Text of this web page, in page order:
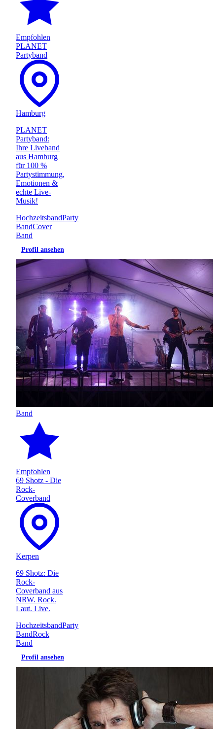
Empfohlen
PLANET
Partyband
Hamburg
PLANET
Partyband:
Ihre Liveband
aus Hamburg
für 100 %
Partystimmung,
Emotionen &
echte Live-
Musik!
HochzeitsbandParty
BandCover
Band
Profil ansehen
Band
Empfohlen
69 Shotz - Die
Rock-
Coverband
Kerpen
69 Shotz: Die
Rock-
Coverband aus
NRW. Rock.
Laut. Live.
HochzeitsbandParty
BandRock
Band
Profil ansehen